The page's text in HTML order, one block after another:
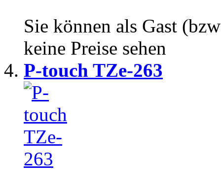
Sie können als Gast
keine Preise sehen
P-touch TZe-263